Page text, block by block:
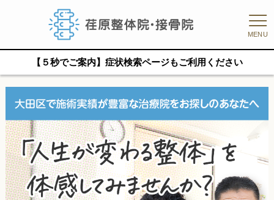
MENU
【５秒でご案内】症状検索ページもご利用ください